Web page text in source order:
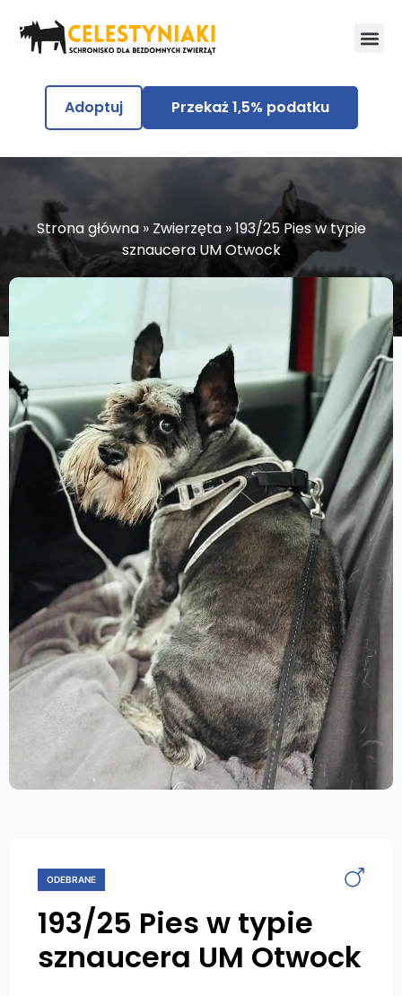
Adoptuj Przekaż 1,5% podatku
Strona główna» Zwierzęta»193/25 Pies w typie
sznaucera UM Otwock
ODEBRANE
193/25 Pies w typie
sznaucera UM Otwock